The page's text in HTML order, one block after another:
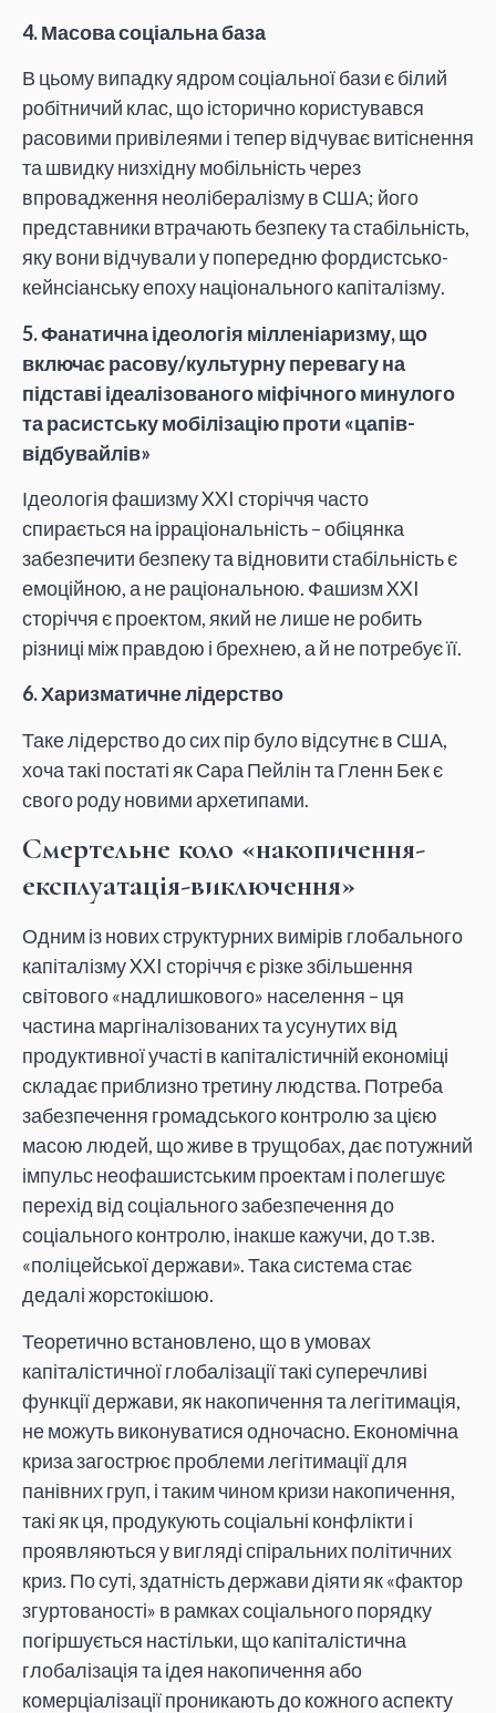
4.Масова соціальна база
В цьому випадку ядром соціальної бази є білий
робітничий клас, що історично користувався
расовими привілеями і тепер відчуває витіснення
та швидку низхідну мобільність через
впровадження неолібералізму в США; його
представники втрачають безпеку та стабільність,
яку вони відчували у попередню фордистсько-
кейнсіанську епоху національного капіталізму.
5.Фанатична ідеологія мілленіаризму, що
включає расову/культурну перевагу на
підставі ідеалізованого міфічного минулого
та расистську мобілізацію проти «цапів-
відбувайлів»
Ідеологія фашизму XXI сторіччя часто
спирається на ірраціональність – обіцянка
забезпечити безпеку та відновити стабільність є
емоційною, а не раціональною. Фашизм XXI
сторіччя є проектом, який не лише не робить
різниці між правдою і брехнею, а й не потребує її.
6.Харизматичне лідерство
Таке лідерство до сих пір було відсутнє в США,
хоча такі постаті як Сара Пейлін та Гленн Бек є
свого роду новими архетипами.
Смертельне коло «накопичення-
експлуатація-виключення»
Одним із нових структурних вимірів глобального
капіталізму XXI сторіччя є різке збільшення
світового «надлишкового» населення – ця
частина маргіналізованих та усунутих від
продуктивної участі в капіталістичній економіці
складає приблизно третину людства. Потреба
забезпечення громадського контролю за цією
масою людей, що живе в трущобах, дає потужний
імпульс неофашистським проектам і полегшує
перехід від соціального забезпечення до
соціального контролю, інакше кажучи, до т.зв.
«поліцейської держави». Така система стає
дедалі жорстокішою.
Теоретично встановлено, що в умовах
капіталістичної глобалізації такі суперечливі
функції держави, як накопичення та легітимація,
не можуть виконуватися одночасно. Економічна
криза загострює проблеми легітимації для
панівних груп, і таким чином кризи накопичення,
такі як ця, продукують соціальні конфлікти і
проявляються у вигляді спіральних політичних
криз. По суті, здатність держави діяти як «фактор
згуртованості» в рамках соціального порядку
погіршується настільки, що капіталістична
глобалізація та ідея накопичення або
комерціалізації проникають до кожного аспекту